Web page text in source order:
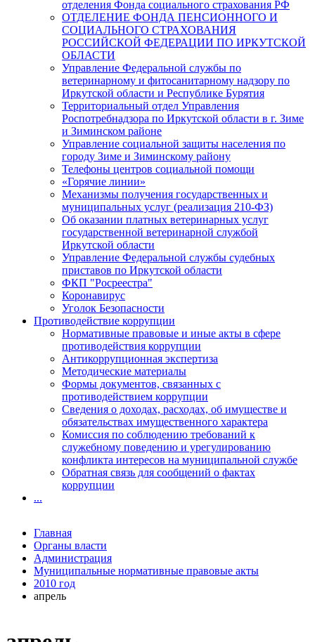
отделения Фонда социального страхования РФ
ОТДЕЛЕНИЕ ФОНДА ПЕНСИОННОГО И
СОЦИАЛЬНОГО СТРАХОВАНИЯ
РОССИЙСКОЙ ФЕДЕРАЦИИ ПО ИРКУТСКОЙ
ОБЛАСТИ
Управление Федеральной службы по
ветеринарному и фитосанитарному надзору по
Иркутской области и Республике Бурятия
Территориальный отдел Управления
Роспотребнадзора по Иркутской области в г. Зиме
и Зиминском районе
Управление социальной защиты населения по
городу Зиме и Зиминскому району
Телефоны центров социальной помощи
«Горячие линии»
Механизмы получения государственных и
муниципальных услуг (реализация 210-ФЗ)
Об оказании платных ветеринарных услуг
государственной ветеринарной службой
Иркутской области
Управление Федеральной службы судебных
приставов по Иркутской области
ФКП "Росреестра"
Коронавирус
Уголок Безопасности
Противодействие коррупции
Нормативные правовые и иные акты в сфере
противодействия коррупции
Антикоррупционная экспертиза
Методические материалы
Формы документов, связанных с
противодействием коррупции
Сведения о доходах, расходах, об имуществе и
обязательствах имущественного характера
Комиссия по соблюдению требований к
служебному поведению и урегулированию
конфликта интересов на муниципальной службе
Обратная связь для сообщений о фактах
коррупции
...
Главная
Органы власти
Администрация
Муниципальные нормативные правовые акты
2010 год
апрель